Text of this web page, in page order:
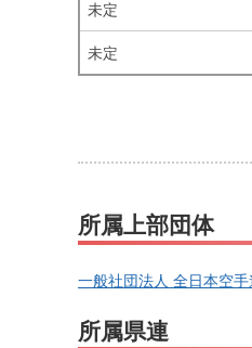
未定
未定
所属上部団体
一般社団法人 全日本空
所属県連